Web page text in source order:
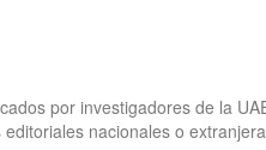
por investigadores de la
nacionales o